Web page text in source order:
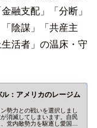
融支配」「分断」
陰謀」「共産主
活者」の温床・守
：アメリカのレージム
勢力との戦いを選択しまし
消滅してしまいます。自民
党内敵勢力を駆逐し愛国議